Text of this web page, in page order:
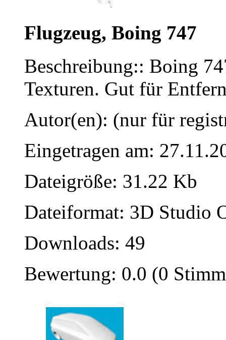
Flugzeug, Boing 747
Beschreibung:: Boing
Texturen. Gut für
Autor(en): (nur für
Eingetragen am:
Dateigröße: 31.22 Kb
Dateiformat: 3D Studio
Downloads: 49
Bewertung: 0.0 (0